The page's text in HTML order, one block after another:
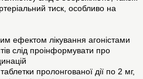
тиск, особливо на
ефектом лікування агоністами
слід проінформувати про
пролонгованої дії по 2 мг,